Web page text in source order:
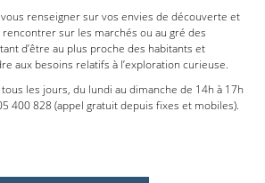
vous renseigner sur vos envies de découverte et
sur les marchés ou au gré des
d’être au plus proche des habitants et
aux besoins relatifs à l’exploration curieuse.
les jours, du lundi au dimanche de 14h à 17h
400 828 (appel gratuit depuis fixes et mobiles).